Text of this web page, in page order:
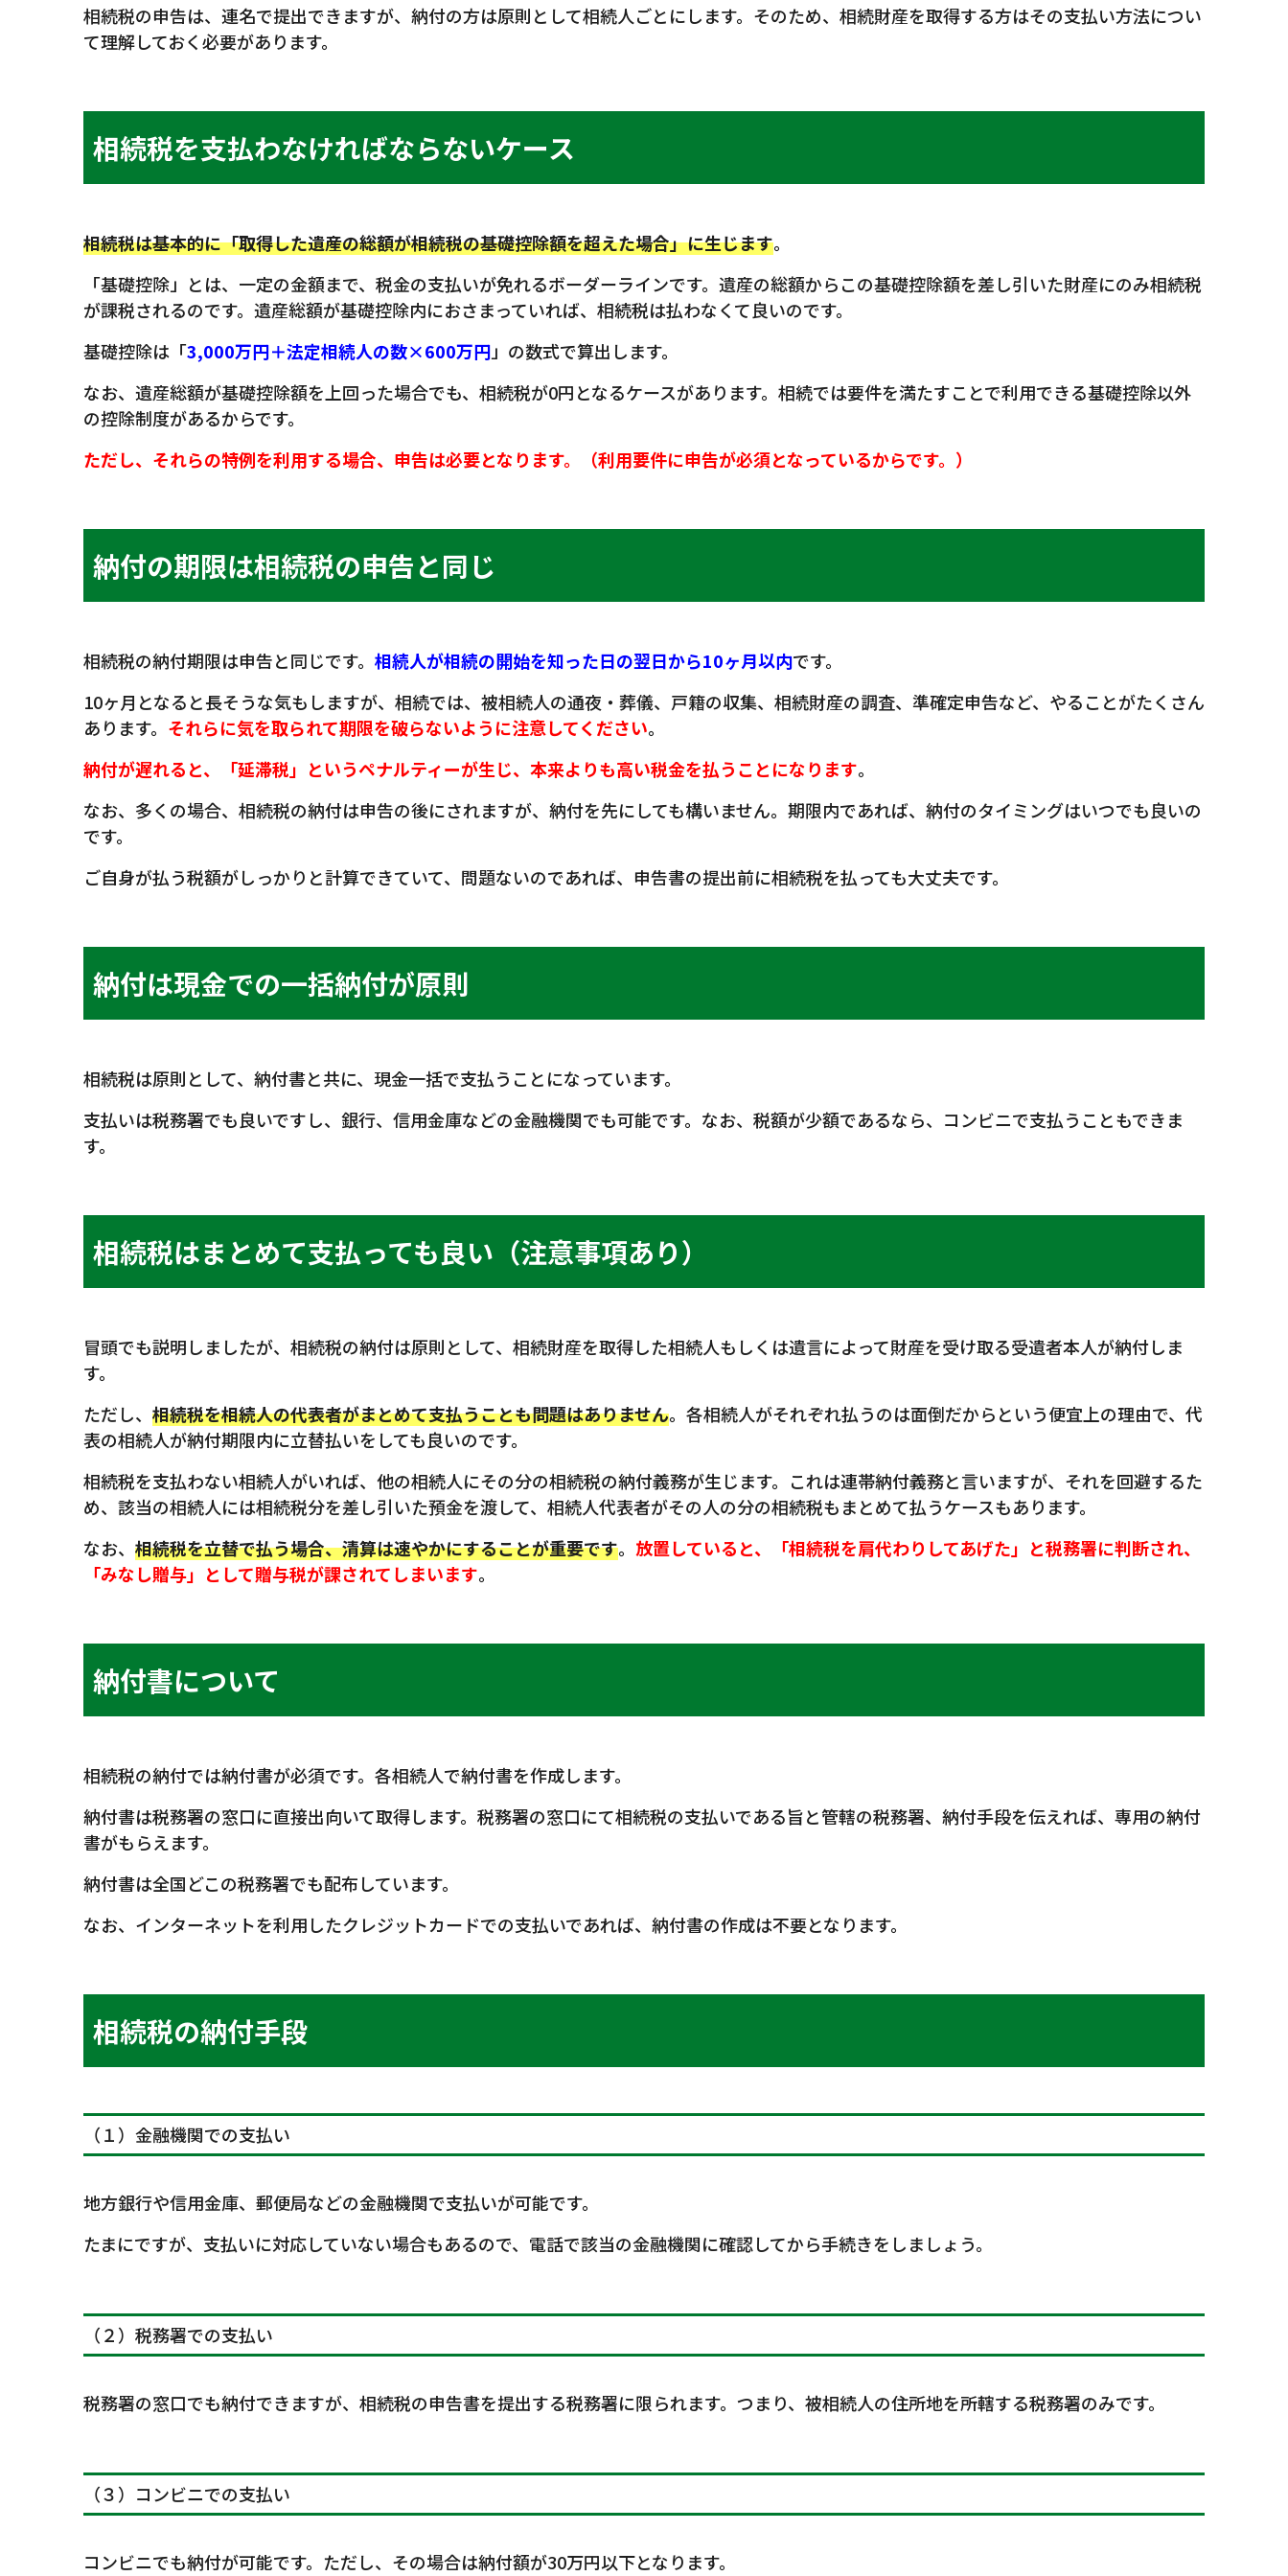
相続税の申告は、連名で提出できますが、納付の方は原則として相続人ごとにします。そのため、相続財産を取得する方はその支払い方法につい
て理解しておく必要があります。
相続税を支払わなければならないケース
相続税は基本的に「取得した遺産の総額が相続税の基礎控除額を超えた場合」に生じます。
「基礎控除」とは、一定の金額まで、税金の支払いが免れるボーダーラインです。遺産の総額からこの基礎控除額を差し引いた財産にのみ相続税
が課税されるのです。遺産総額が基礎控除内におさまっていれば、相続税は払わなくて良いのです。
基礎控除は「3,000万円＋法定相続人の数×600万円」の数式で算出します。
なお、遺産総額が基礎控除額を上回った場合でも、相続税が0円となるケースがあります。相続では要件を満たすことで利用できる基礎控除以外
の控除制度があるからです。
ただし、それらの特例を利用する場合、申告は必要となります。（利用要件に申告が必須となっているからです。）
納付の期限は相続税の申告と同じ
相続税の納付期限は申告と同じです。 相続人が相続の開始を知った日の翌日から10ヶ月以内です。
10ヶ月となると長そうな気もしますが、相続では、被相続人の通夜・葬儀、戸籍の収集、相続財産の調査、準確定申告など、やることがたくさん
あります。 それらに気を取られて期限を破らないように注意してください。
納付が遅れると、「延滞税」というペナルティーが生じ、本来よりも高い税金を払うことになります。
なお、多くの場合、相続税の納付は申告の後にされますが、納付を先にしても構いません。期限内であれば、納付のタイミングはいつでも良いの
です。
ご自身が払う税額がしっかりと計算できていて、問題ないのであれば、申告書の提出前に相続税を払っても大丈夫です。
納付は現金での一括納付が原則
相続税は原則として、納付書と共に、現金一括で支払うことになっています。
支払いは税務署でも良いですし、銀行、信用金庫などの金融機関でも可能です。なお、税額が少額であるなら、コンビニで支払うこともできま
す。
相続税はまとめて支払っても良い（注意事項あり）
冒頭でも説明しましたが、相続税の納付は原則として、相続財産を取得した相続人もしくは遺言によって財産を受け取る受遺者本人が納付しま
す。
ただし、 相続税を相続人の代表者がまとめて支払うことも問題はありません。各相続人がそれぞれ払うのは面倒だからという便宜上の理由で、代
表の相続人が納付期限内に立替払いをしても良いのです。
相続税を支払わない相続人がいれば、他の相続人にその分の相続税の納付義務が生じます。これは連帯納付義務と言いますが、それを回避するた
め、該当の相続人には相続税分を差し引いた預金を渡して、相続人代表者がその人の分の相続税もまとめて払うケースもあります。
なお、 相続税を立替で払う場合、清算は速やかにすることが重要です。 放置していると、「相続税を肩代わりしてあげた」と税務署に判断され、
「みなし贈与」として贈与税が課されてしまいます。
納付書について
相続税の納付では納付書が必須です。各相続人で納付書を作成します。
納付書は税務署の窓口に直接出向いて取得します。税務署の窓口にて相続税の支払いである旨と管轄の税務署、納付手段を伝えれば、専用の納付
書がもらえます。
納付書は全国どこの税務署でも配布しています。
なお、インターネットを利用したクレジットカードでの支払いであれば、納付書の作成は不要となります。
相続税の納付手段
（１）金融機関での支払い
地方銀行や信用金庫、郵便局などの金融機関で支払いが可能です。
たまにですが、支払いに対応していない場合もあるので、電話で該当の金融機関に確認してから手続きをしましょう。
（２）税務署での支払い
税務署の窓口でも納付できますが、相続税の申告書を提出する税務署に限られます。つまり、被相続人の住所地を所轄する税務署のみです。
（３）コンビニでの支払い
コンビニでも納付が可能です。ただし、その場合は納付額が30万円以下となります。